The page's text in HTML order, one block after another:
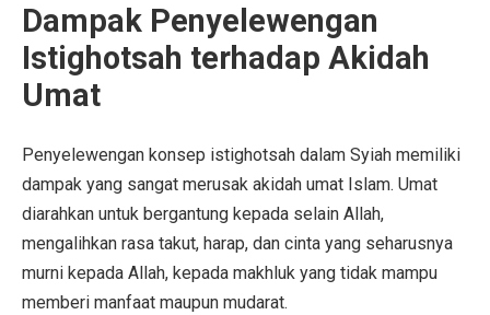
Dampak Penyelewengan
Istighotsah terhadap Akidah
Umat
Penyelewengan konsep istighotsah dalam Syiah memiliki
dampak yang sangat merusak akidah umat Islam. Umat
diarahkan untuk bergantung kepada selain Allah,
mengalihkan rasa takut, harap, dan cinta yang seharusnya
murni kepada Allah, kepada makhluk yang tidak mampu
memberi manfaat maupun mudarat.